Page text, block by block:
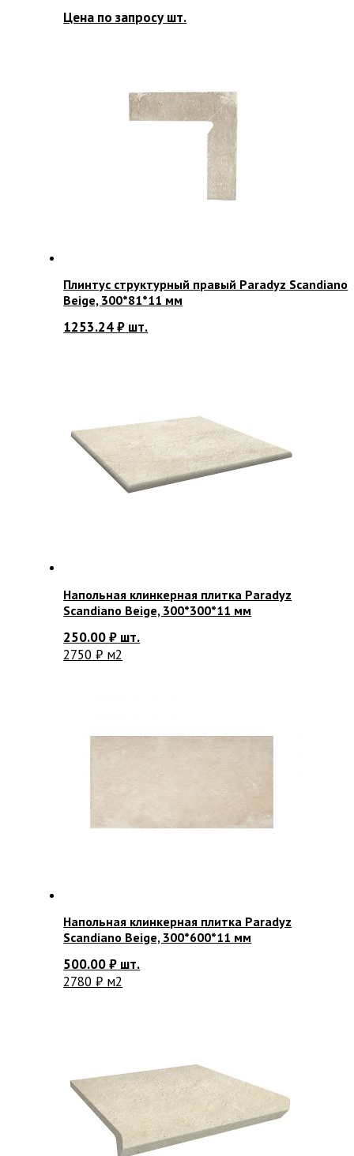
Цена по запросу шт.
Плинтус структурный правый Paradyz Scandiano
Beige, 300*81*11 мм
1253.24₽ шт.
Напольная клинкерная плитка Paradyz
Scandiano Beige, 300*300*11 мм
250.00₽ шт.
2750 ₽ м2
Напольная клинкерная плитка Paradyz
Scandiano Beige, 300*600*11 мм
500.00₽ шт.
2780 ₽ м2